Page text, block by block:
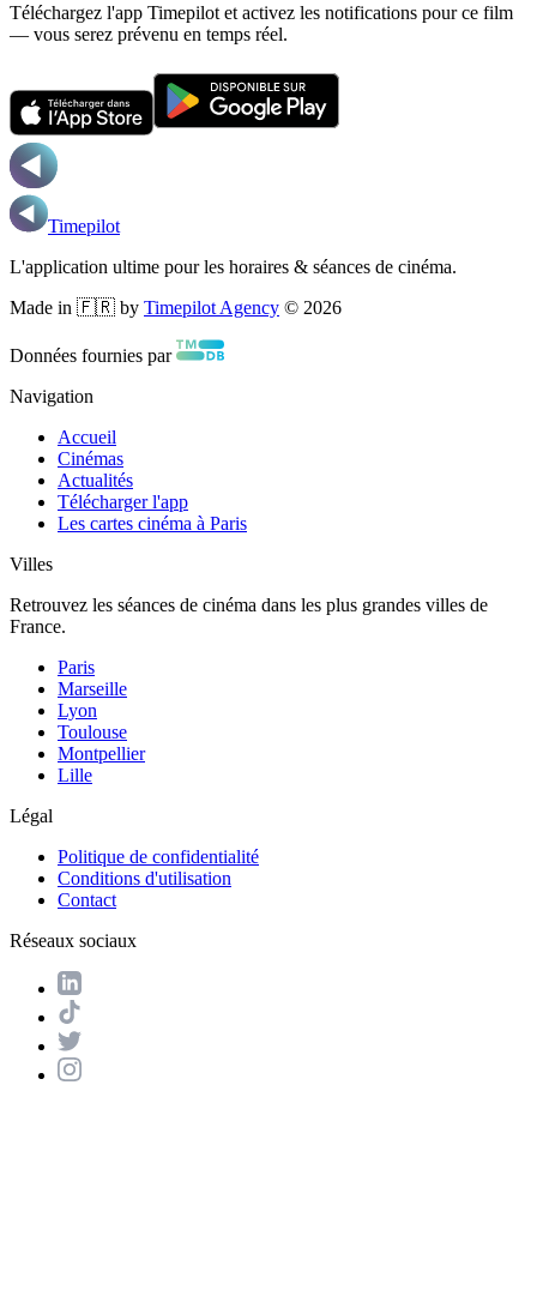
Téléchargez l'app Timepilot et activez les notifications pour ce film
— vous serez prévenu en temps réel.
Timepilot
L'application ultime pour les horaires & séances de cinéma.
Made in 🇫🇷 by Timepilot Agency © 2026
Données fournies par
Navigation
Accueil
Cinémas
Actualités
Télécharger l'app
Les cartes cinéma à Paris
Villes
Retrouvez les séances de cinéma dans les plus grandes villes de
France.
Paris
Marseille
Lyon
Toulouse
Montpellier
Lille
Légal
Politique de confidentialité
Conditions d'utilisation
Contact
Réseaux sociaux